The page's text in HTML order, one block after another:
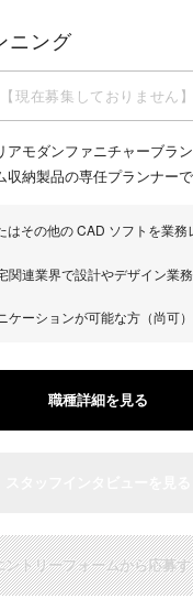
ニング
【現在募集しておりません】
アモダンファニチャーブラ
納製品の専任プランナーで
はその他の CAD ソフトを業務
関連業界で設計やデザイン業
ケーションが可能な方（尚可）
職種詳細を見る
ントリーフォームから応募す